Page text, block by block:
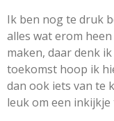
Ik ben nog te druk
alles wat erom
maken, daar denk
toekomst hoop ik
dan ook iets van te
leuk om een